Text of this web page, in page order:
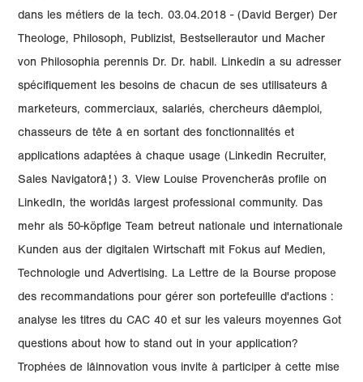
dans les métiers de la tech. 03.04.2018 - (David Berger) Der
Theologe, Philosoph, Publizist, Bestsellerautor und Macher
von Philosophia perennis Dr. Dr. habil. Linkedin a su adresser
spécifiquement les besoins de chacun de ses utilisateurs â
marketeurs, commerciaux, salariés, chercheurs dâemploi,
chasseurs de tête â en sortant des fonctionnalités et
applications adaptées à chaque usage (Linkedin Recruiter,
Sales Navigatorâ¦) 3. View Louise Provencherâs profile on
LinkedIn, the worldâs largest professional community. Das
mehr als 50-köpfige Team betreut nationale und internationale
Kunden aus der digitalen Wirtschaft mit Fokus auf Medien,
Technologie und Advertising. La Lettre de la Bourse propose
des recommandations pour gérer son portefeuille d'actions :
analyse les titres du CAC 40 et sur les valeurs moyennes Got
questions about how to stand out in your application?
Trophées de lâinnovation vous invite à participer à cette mise